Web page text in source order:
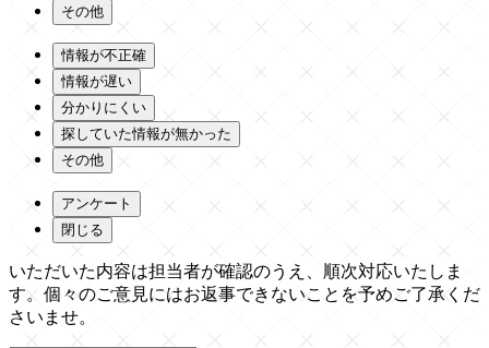
その他
情報が不正確
情報が遅い
分かりにくい
探していた情報が無かった
その他
アンケート
閉じる
いただいた内容は担当者が確認のうえ、順次対応いたしま
す。個々のご意見にはお返事できないことを予めご了承くだ
さいませ。